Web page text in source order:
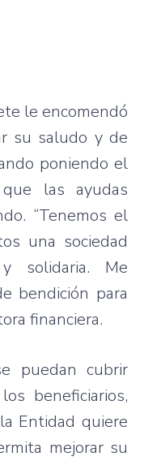
le encomendó
su saludo y de
poniendo el
las ayudas
“Tenemos el
una sociedad
solidaria. Me
bendición para
financiera.
puedan cubrir
beneficiarios,
Entidad quiere
mejorar su